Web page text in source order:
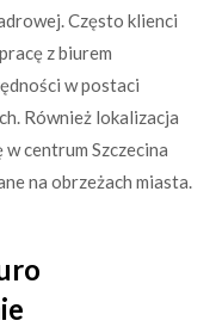
Często klienci
z biurem
w postaci
Również lokalizacja
centrum Szczecina
na obrzeżach miasta.